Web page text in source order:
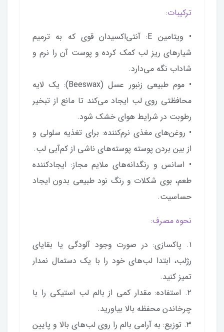
ترکیبات:
• ویتامین E: آنتی‌اکسیدان قوی که به ترمیم
شیارهای ریز لب کمک کرده و پوست آن را نرم و
شاداب نگه می‌دارد.
• موم طبیعی زنبور عسل (Beeswax): یک لایه
محافظتی روی لب ایجاد می‌کند تا مانع از تبخیر
رطوبت در شرایط هوای خشک شود.
• روغن‌های مغذی نرم‌کننده: برای تغذیه سلولی و
از بین بردن پوسته پوسته‌های ناشی از کم‌آبی لب.
• اسانس و رنگدانه‌های ملایم مجاز: ایجادکننده
طعم، بوی شکلات و رنگ نود طبیعی بدون ایجاد
حساسیت.
نحوه مصرف:
۱. پاکسازی: در صورت وجود آلودگی یا بقایای
رژلب، ابتدا لب‌های خود را با یک دستمال نمدار
تمیز کنید.
۲. استفاده: مقدار کمی از بالم لب استیکی را با
چرخاندن محفظه بالا بیاورید.
۳. توزیع: به آرامی بالم را روی لب‌های بالا و پایین